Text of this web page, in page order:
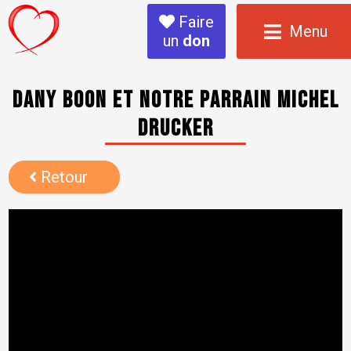
Faire
un don Menu
Dany Boon et notre parrain Michel
Drucker
Retour